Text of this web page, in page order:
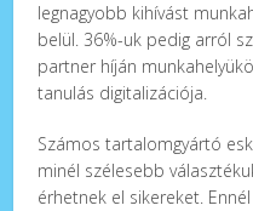
legnagyobb kihívást
belül. 36%-uk pedig arról
partner híján
tanulás digitalizációja.
Számos tartalomgyártó
minél szélesebb
érhetnek el sikereket.